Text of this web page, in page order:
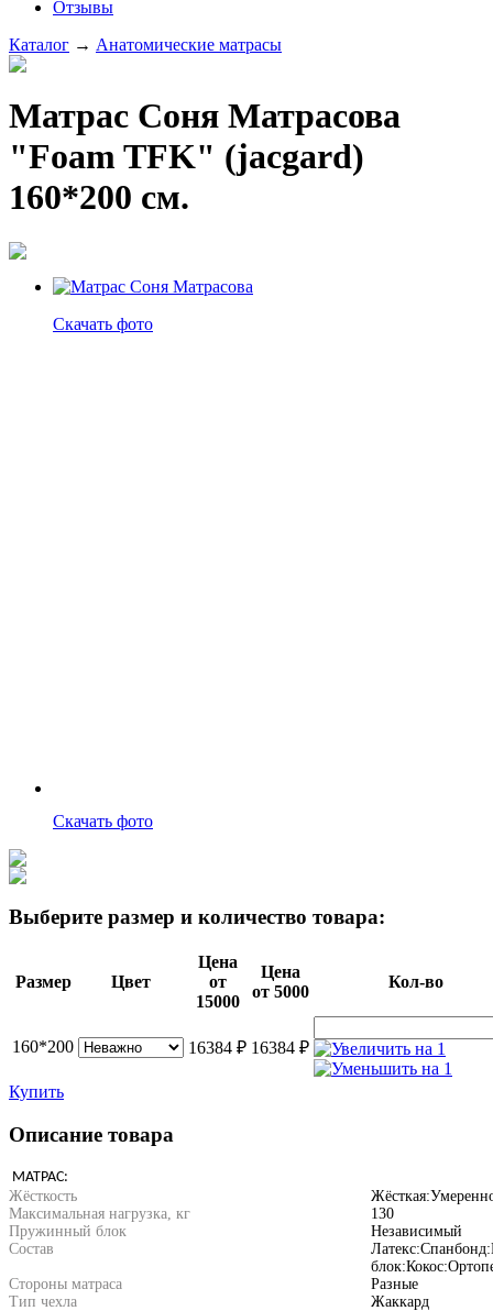
Отзывы
Каталог → Анатомические матрасы
Матрас Соня Матрасова
"Foam TFK" (jacgard)
160*200 см.
Скачать фото
Скачать фото
Выберите размер и количество товара:
Размер Цвет
Цена
от
15000
Цена
от 5000
Кол-во
160*200 16384 ₽ 16384 ₽
Купить
Описание товара
МАТРАС:
Жёсткость
Максимальная нагрузка, кг
130
Пружинный блок
Независимый
Состав
Стороны матраса
Разные
Тип чехла
Жаккард